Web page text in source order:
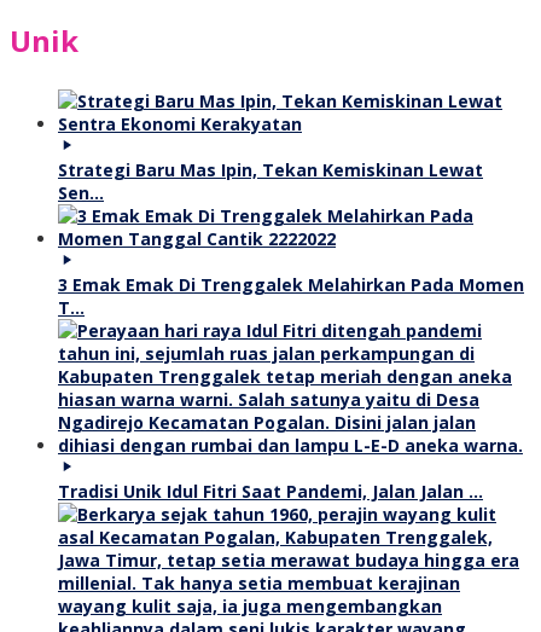
Unik
Strategi Baru Mas Ipin, Tekan Kemiskinan Lewat
Sen…
3 Emak Emak Di Trenggalek Melahirkan Pada Momen
T…
Tradisi Unik Idul Fitri Saat Pandemi, Jalan Jalan …